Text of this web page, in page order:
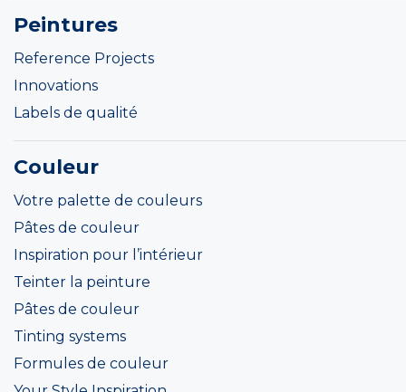
Peintures
Reference Projects
Innovations
Labels de qualité
Couleur
Votre palette de couleurs
Pâtes de couleur
Inspiration pour l’intérieur
Teinter la peinture
Pâtes de couleur
Tinting systems
Formules de couleur